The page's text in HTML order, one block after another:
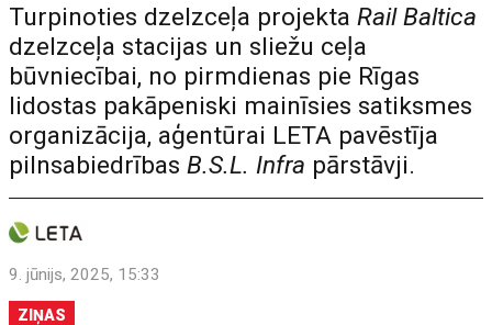
Turpinoties dzelzceļa projektaRail Baltica
dzelzceļa stacijas un sliežu ceļa
būvniecībai, no pirmdienas pie Rīgas
lidostas pakāpeniski mainīsies satiksmes
organizācija, aģentūrai LETA pavēstīja
pilnsabiedrībasB.S.L. Infra pārstāvji.
9. jūnijs, 2025, 15:33
ZIŅAS